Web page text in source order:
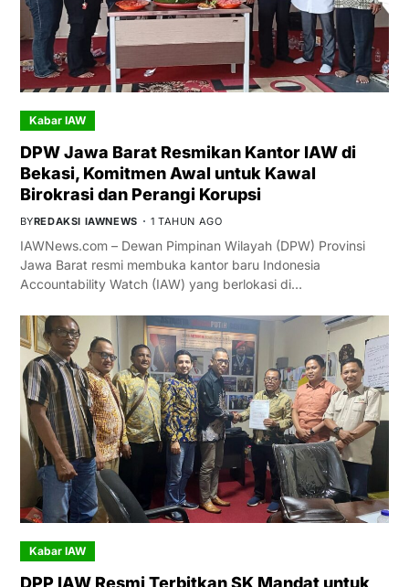
Kabar IAW
DPW Jawa Barat Resmikan Kantor IAW di
Bekasi, Komitmen Awal untuk Kawal
Birokrasi dan Perangi Korupsi
BYREDAKSI IAWNEWS 1 TAHUN AGO
IAWNews.com – Dewan Pimpinan Wilayah (DPW) Provinsi
Jawa Barat resmi membuka kantor baru Indonesia
Accountability Watch (IAW) yang berlokasi di…
Kabar IAW
DPP IAW Resmi Terbitkan SK Mandat untuk